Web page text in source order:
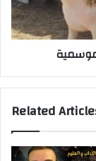
Related